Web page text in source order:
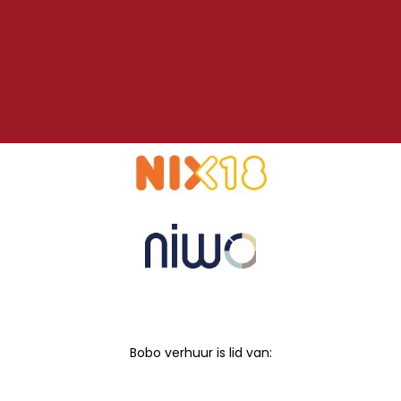
Bobo verhuur is lid van: